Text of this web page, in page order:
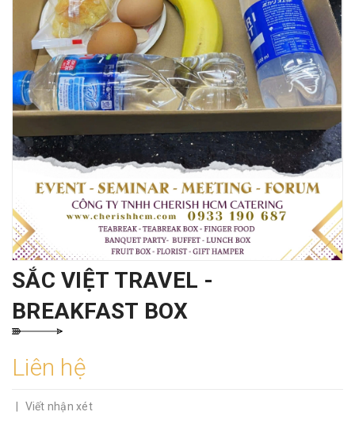
SẮC VIỆT TRAVEL -
BREAKFAST BOX
Liên hệ
Viết nhận xét